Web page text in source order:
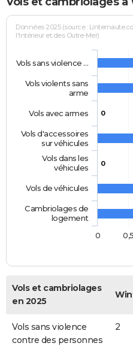
Données 2025 (source :
l'Intérieur et des Outre-Mer)
0
0
Vols sans violence …
Vols violents sans
arme
Vols avec armes
Vols d'accessoires
sur véhicules
Vols dans les
véhicules
Vols de véhicules
Cambriolages de
logement
0
0,5
Vols et cambriolages
en 2025
Vols sans violence
contre des personnes
2